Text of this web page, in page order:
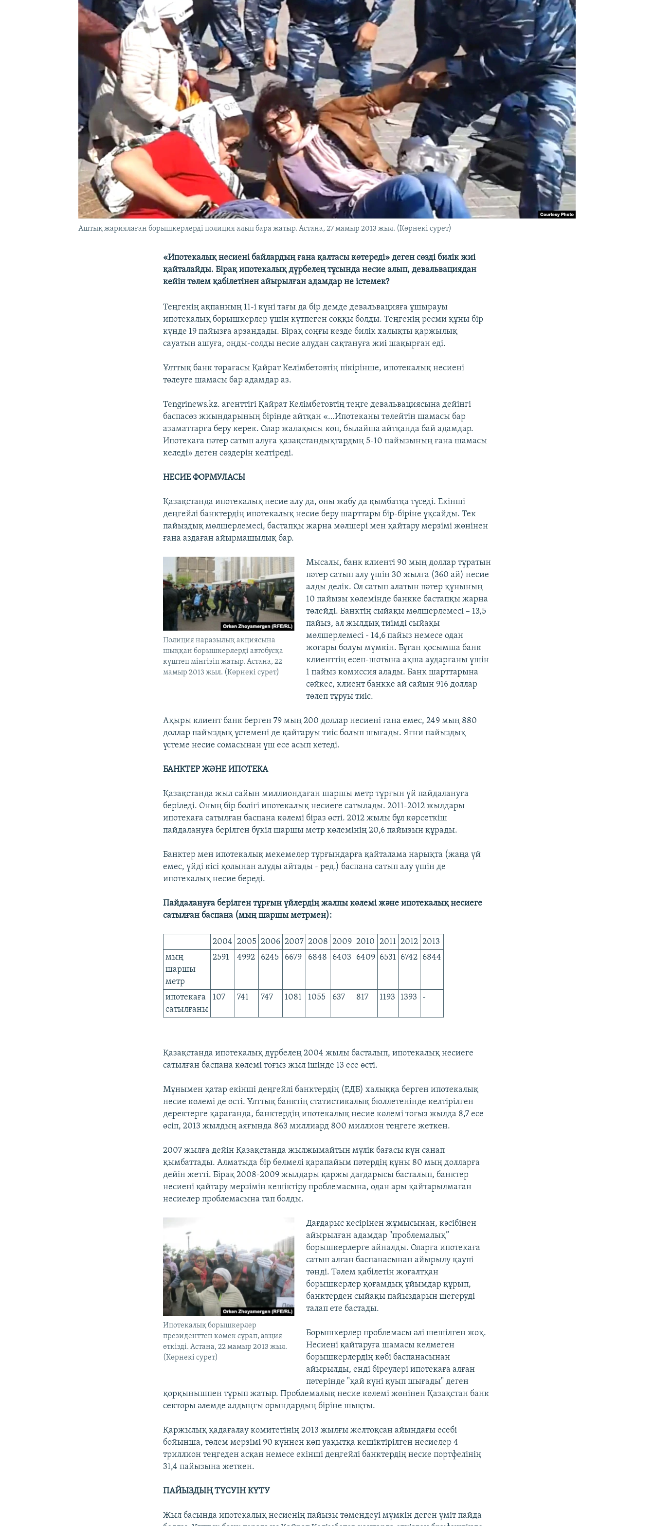
Аштық жариялаған борышкерлерді полиция алып бара жатыр. Астана, 27 мамыр 2013 жыл. (Көрнекі сурет)
«Ипотекалық несиені байлардың ғана қалтасы көтереді» деген сөзді билік жиі
қайталайды. Бірақ ипотекалық дүрбелең тұсында несие алып, девальвациядан
кейін төлем қабілетінен айырылған адамдар не істемек?
Теңгенің ақпанның 11-і күні тағы да бір демде девальвацияға ұшырауы
ипотекалық борышкерлер үшін күтпеген соққы болды. Теңгенің ресми құны бір
күнде 19 пайызға арзандады. Бірақ соңғы кезде билік халықты қаржылық
сауатын ашуға, оңды-солды несие алудан сақтануға жиі шақырған еді.
Ұлттық банк төрағасы Қайрат Келімбетовтің пікірінше, ипотекалық несиені
төлеуге шамасы бар адамдар аз.
Tengrinews.kz. агенттігі Қайрат Келімбетовтің теңге девальвациясына дейінгі
баспасөз жиындарының бірінде айтқан «…Ипотеканы төлейтін шамасы бар
азаматтарға беру керек. Олар жалақысы көп, былайша айтқанда бай адамдар.
Ипотекаға пәтер сатып алуға қазақстандықтардың 5-10 пайызының ғана шамасы
келеді» деген сөздерін келтіреді.
НЕСИЕ ФОРМУЛАСЫ
Қазақстанда ипотекалық несие алу да, оны жабу да қымбатқа түседі. Екінші
деңгейлі банктердің ипотекалық несие беру шарттары бір-біріне ұқсайды. Тек
пайыздық мөлшерлемесі, бастапқы жарна мөлшері мен қайтару мерзімі жөнінен
ғана аздаған айырмашылық бар.
Полиция наразылық акциясына
шыққан борышкерлерді автобусқа
күштеп мінгізіп жатыр. Астана, 22
мамыр 2013 жыл. (Көрнекі сурет)
Мысалы, банк клиенті 90 мың доллар тұратын
пәтер сатып алу үшін 30 жылға (360 ай) несие
алды делік. Ол сатып алатын пәтер құнының
10 пайызы көлемінде банкке бастапқы жарна
төлейді. Банктің сыйақы мөлшерлемесі – 13,5
пайыз, ал жылдық тиімді сыйақы
мөлшерлемесі - 14,6 пайыз немесе одан
жоғары болуы мүмкін. Бұған қосымша банк
клиенттің есеп-шотына ақша аударғаны үшін
1 пайыз комиссия алады. Банк шарттарына
сәйкес, клиент банкке ай сайын 916 доллар
төлеп тұруы тиіс.
Ақыры клиент банк берген 79 мың 200 доллар несиені ғана емес, 249 мың 880
доллар пайыздық үстемені де қайтаруы тиіс болып шығады. Яғни пайыздық
үстеме несие сомасынан үш есе асып кетеді.
БАНКТЕР ЖӘНЕ ИПОТЕКА
Қазақстанда жыл сайын миллиондаған шаршы метр тұрғын үй пайдалануға
беріледі. Оның бір бөлігі ипотекалық несиеге сатылады. 2011-2012 жылдары
ипотекаға сатылған баспана көлемі біраз өсті. 2012 жылы бұл көрсеткіш
пайдалануға берілген бүкіл шаршы метр көлемінің 20,6 пайызын құрады.
Банктер мен ипотекалық мекемелер тұрғындарға қайталама нарықта (жаңа үй
емес, үйді кісі қолынан алуды айтады - ред.) баспана сатып алу үшін де
ипотекалық несие береді.
Пайдалануға берілген тұрғын үйлердің жалпы көлемі және ипотекалық несиеге
сатылған баспана (мың шаршы метрмен):
2004 2005 2006 2007 2008 2009 2010 2011 2012 2013
мың
шаршы
метр
2591 4992 6245 6679 6848 6403 6409 6531 6742 6844
ипотекаға
сатылғаны
107 741 747 1081 1055 637 817 1193 1393 -
Қазақстанда ипотекалық дүрбелең 2004 жылы басталып, ипотекалық несиеге
сатылған баспана көлемі тоғыз жыл ішінде 13 есе өсті.
Мұнымен қатар екінші деңгейлі банктердің (ЕДБ) халыққа берген ипотекалық
несие көлемі де өсті. Ұлттық банктің статистикалық бюллетенінде келтірілген
деректерге қарағанда, банктердің ипотекалық несие көлемі тоғыз жылда 8,7 есе
өсіп, 2013 жылдың аяғында 863 миллиард 800 миллион теңгеге жеткен.
2007 жылға дейін Қазақстанда жылжымайтын мүлік бағасы күн санап
қымбаттады. Алматыда бір бөлмелі қарапайым пәтердің құны 80 мың долларға
дейін жетті. Бірақ 2008-2009 жылдары қаржы дағдарысы басталып, банктер
несиені қайтару мерзімін кешіктіру проблемасына, одан ары қайтарылмаған
несиелер проблемасына тап болды.
Ипотекалық борышкерлер
президенттен көмек сұрап, акция
өткізді. Астана, 22 мамыр 2013 жыл.
(Көрнекі сурет)
Дағдарыс кесірінен жұмысынан, кәсібінен
айырылған адамдар "проблемалық”
борышкерлерге айналды. Оларға ипотекаға
сатып алған баспанасынан айырылу қаупі
төнді. Төлем қабілетін жоғалтқан
борышкерлер қоғамдық ұйымдар құрып,
банктерден сыйақы пайыздарын шегеруді
талап ете бастады.
Борышкерлер проблемасы әлі шешілген жоқ.
Несиені қайтаруға шамасы келмеген
борышкерлердің көбі баспанасынан
айырылды, енді біреулері ипотекаға алған
пәтерінде "қай күні қуып шығады" деген
қорқынышпен тұрып жатыр. Проблемалық несие көлемі жөнінен Қазақстан банк
секторы әлемде алдыңғы орындардың біріне шықты.
Қаржылық қадағалау комитетінің 2013 жылғы желтоқсан айындағы есебі
бойынша, төлем мерзімі 90 күннен көп уақытқа кешіктірілген несиелер 4
триллион теңгеден асқан немесе екінші деңгейлі банктердің несие портфелінің
31,4 пайызына жеткен.
ПАЙЫЗДЫҢ ТҮСУІН КҮТУ
Жыл басында ипотекалық несиенің пайызы төмендеуі мүмкін деген үміт пайда